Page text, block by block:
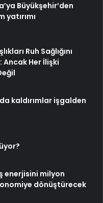
Büyükşehir’den
yatırımı
Ruh Sağlığını
Her İlişki
kaldırımlar işgalden
enerjisini milyon
dönüştürecek